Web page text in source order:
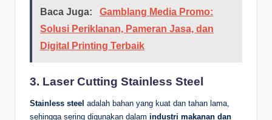
Baca Juga:
Gamblang Media Promo:
Solusi Periklanan, Pameran Jasa, dan
Digital Printing Terbaik
3. Laser Cutting Stainless Steel
Stainless steel adalah bahan yang kuat dan tahan lama,
sehingga sering digunakan dalam industri makanan dan